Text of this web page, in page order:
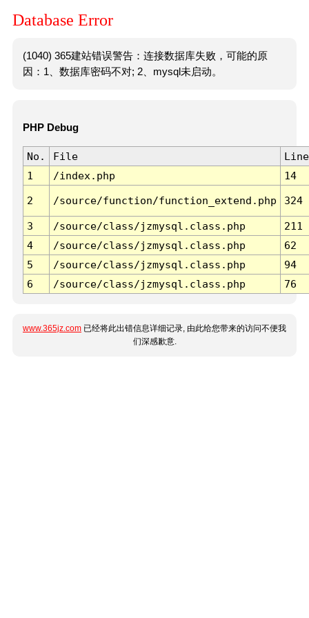
Database Error
(1040) 365建站错误警告：连接数据库失败，可能的原
因：1、数据库密码不对; 2、mysql未启动。
PHP Debug
No. File
Line
1
/index.php 14
2 /source/function/function_extend.php 324
3 /source/class/jzmysql.class.php
211
4
/source/class/jzmysql.class.php
62
5
/source/class/jzmysql.class.php
94
6
/source/class/jzmysql.class.php 76
www.365jz.com 已经将此出错信息详细记录, 由此给您带来的访问不便我
们深感歉意.